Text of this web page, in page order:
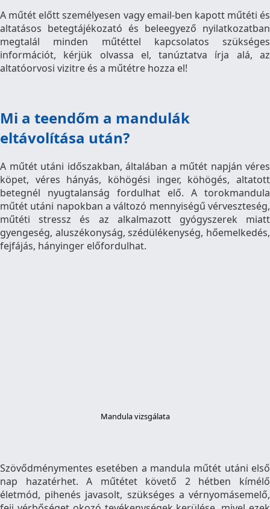
A műtét előtt személyesen vagy email-ben kapott műtéti és
altatásos betegtájékozató és beleegyező nyilatkozatban
megtalál minden műtéttel kapcsolatos szükséges
információt, kérjük olvassa el, tanúztatva írja alá, az
altatóorvosi vizitre és a műtétre hozza el!
Mi a teendőm a mandulák
eltávolítása után?
A műtét utáni időszakban, általában a műtét napján véres
köpet, véres hányás, köhögési inger, köhögés, altatott
betegnél nyugtalanság fordulhat elő. A torokmandula
műtét utáni napokban a változó mennyiségű vérveszteség,
műtéti stressz és az alkalmazott gyógyszerek miatt
gyengeség, aluszékonyság, szédülékenység, hőemelkedés,
fejfájás, hányinger előfordulhat.
Mandula vizsgálata
Szövődménymentes esetében a mandula műtét utáni első
nap hazatérhet. A műtétet követő 2 hétben kímélő
életmód, pihenés javasolt, szükséges a vérnyomásemelő,